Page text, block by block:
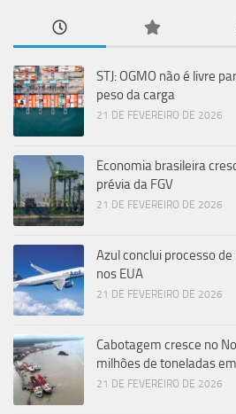
STJ: OGMO não é livre
peso da carga
21 DE FEVEREIRO DE 2026
Economia brasileira
prévia da FGV
21 DE FEVEREIRO DE 2026
Azul conclui processo
nos EUA
21 DE FEVEREIRO DE 2026
Cabotagem cresce no
milhões de toneladas
21 DE FEVEREIRO DE 2026